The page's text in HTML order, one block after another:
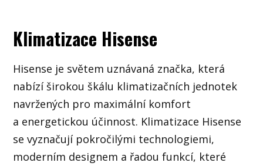
Klimatizace Hisense
Hisense je světem uznávaná značka, která
nabízí širokou škálu klimatizačních jednotek
navržených pro maximální komfort
a energetickou účinnost. Klimatizace Hisense
se vyznačují pokročilými technologiemi,
moderním designem a řadou funkcí, které